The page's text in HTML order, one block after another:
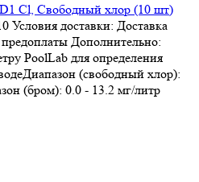
Cl, Свободный хлор (10 шт)
Условия доставки: Доставка
предоплаты Дополнительно:
PoolLab для определения
(свободный хлор):
(бром): 0.0 - 13.2 мг/литр